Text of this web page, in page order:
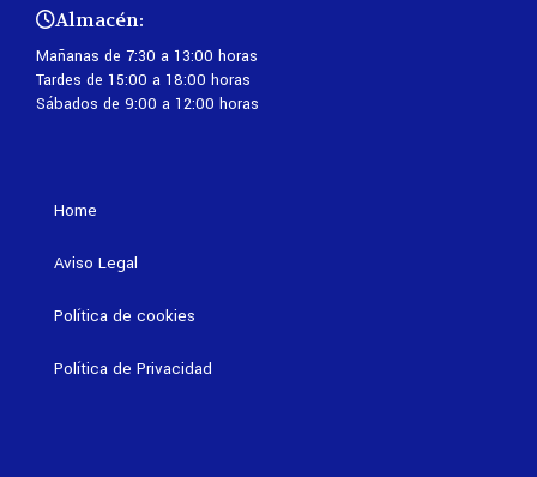
Almacén:
Mañanas de 7:30 a 13:00 horas
Tardes de 15:00 a 18:00 horas
Sábados de 9:00 a 12:00 horas
Home
Aviso Legal
Política de cookies
Política de Privacidad